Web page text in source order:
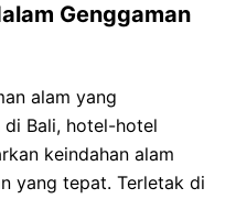
Genggaman
alam yang
di Bali, hotel-hotel
keindahan alam
yang tepat. Terletak di